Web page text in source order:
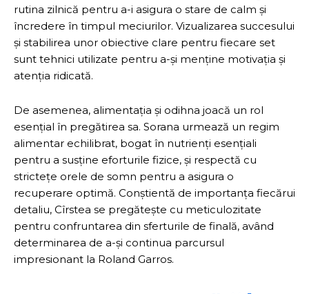
rutina zilnică pentru a-i asigura o stare de calm și
încredere în timpul meciurilor. Vizualizarea succesului
și stabilirea unor obiective clare pentru fiecare set
sunt tehnici utilizate pentru a-și menține motivația și
atenția ridicată.
De asemenea, alimentația și odihna joacă un rol
esențial în pregătirea sa. Sorana urmează un regim
alimentar echilibrat, bogat în nutrienți esențiali
pentru a susține eforturile fizice, și respectă cu
strictețe orele de somn pentru a asigura o
recuperare optimă. Conștientă de importanța fiecărui
detaliu, Cîrstea se pregătește cu meticulozitate
pentru confruntarea din sferturile de finală, având
determinarea de a-și continua parcursul
impresionant la Roland Garros.